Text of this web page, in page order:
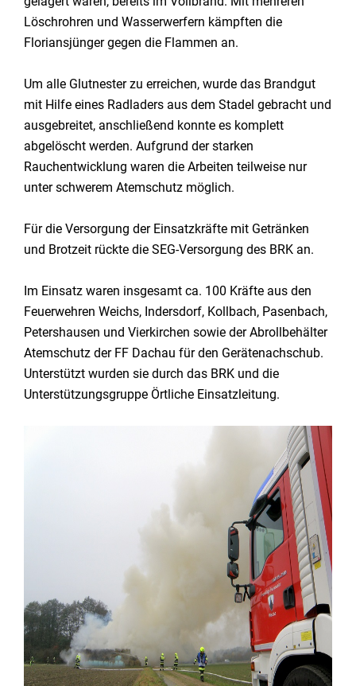
Löschrohren und Wasserwerfern kämpften die
Floriansjünger gegen die Flammen an.
Um alle Glutnester zu erreichen, wurde das Brandgut
mit Hilfe eines Radladers aus dem Stadel gebracht und
ausgebreitet, anschließend konnte es komplett
abgelöscht werden. Aufgrund der starken
Rauchentwicklung waren die Arbeiten teilweise nur
unter schwerem Atemschutz möglich.
Für die Versorgung der Einsatzkräfte mit Getränken
und Brotzeit rückte die SEG-Versorgung des BRK an.
Im Einsatz waren insgesamt ca. 100 Kräfte aus den
Feuerwehren Weichs, Indersdorf, Kollbach, Pasenbach,
Petershausen und Vierkirchen sowie der Abrollbehälter
Atemschutz der FF Dachau für den Gerätenachschub.
Unterstützt wurden sie durch das BRK und die
Unterstützungsgruppe Örtliche Einsatzleitung.